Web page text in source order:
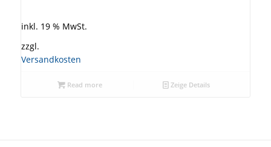
inkl. 19 % MwSt.
zzgl.
Versandkosten
Read more Zeige Details